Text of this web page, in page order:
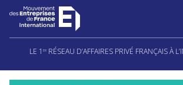
Aller
LE 1 ER RÉSEAU D’AFFAIRES PRIVÉ FRANÇAIS À